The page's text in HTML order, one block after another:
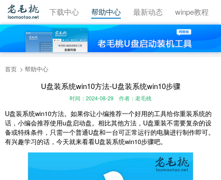
视频教程 下载中心 帮助中心 最新动态 winpe教程
首页 帮助中心
U盘装系统win10方法-U盘装系统win10步骤
时间：2024-08-29 作者：老毛桃
U盘装系统win10方法。如果你让小编推荐一个好用的工具给你重装系统的
话，小编会推荐使用u盘启动盘。相比其他方法， U盘重装不需要复杂的设
备或特殊条件，只需一个普通U盘和一台可正常运行的电脑进行制作即可。
有兴趣学习的话，今天就来看看U盘装系统win10步骤吧。